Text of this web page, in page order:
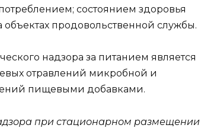
состоянием здоровья
продовольственной службы.
надзора за питанием является
отравлений микробной и
пищевыми добавками.
при стационарном размещении